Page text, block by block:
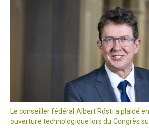
Le conseiller fédéral Albert Rösti a plaidé
ouverture technologique lors du Congrès